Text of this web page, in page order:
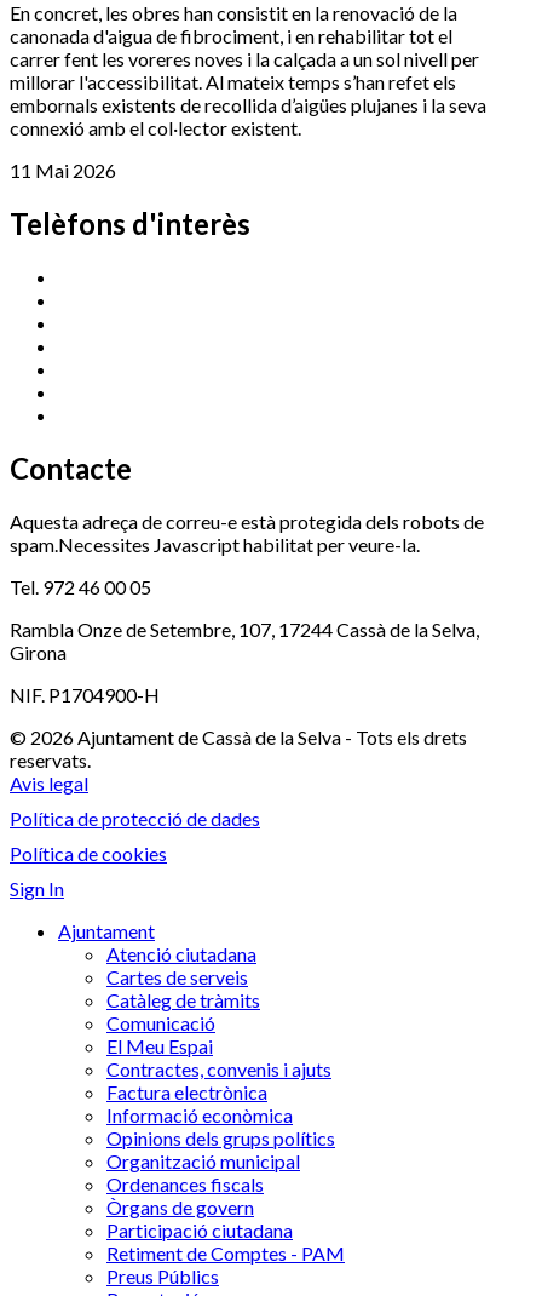
En concret, les obres han consistit en la renovació de la
canonada d'aigua de fibrociment, i en rehabilitar tot el
carrer fent les voreres noves i la calçada a un sol nivell per
millorar l'accessibilitat. Al mateix temps s’han refet els
embornals existents de recollida d’aigües plujanes i la seva
connexió amb el col·lector existent.
11 Mai 2026
Telèfons d'interès
Contacte
Aquesta adreça de correu-e està protegida dels robots de
spam.Necessites Javascript habilitat per veure-la.
Tel. 972 46 00 05
Rambla Onze de Setembre, 107, 17244 Cassà de la Selva,
Girona
NIF. P1704900-H
© 2026 Ajuntament de Cassà de la Selva - Tots els drets
reservats.
Avis legal
Política de protecció de dades
Política de cookies
Sign In
Ajuntament
Atenció ciutadana
Cartes de serveis
Catàleg de tràmits
Comunicació
El Meu Espai
Contractes, convenis i ajuts
Factura electrònica
Informació econòmica
Opinions dels grups polítics
Organització municipal
Ordenances fiscals
Òrgans de govern
Participació ciutadana
Retiment de Comptes - PAM
Preus Públics